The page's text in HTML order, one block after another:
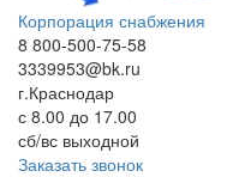
Корпорация снабжения
8 800-500-75-58
3339953@bk.ru
г.Краснодар
с 8.00 до 17.00
сб/вс выходной
Заказать звонок